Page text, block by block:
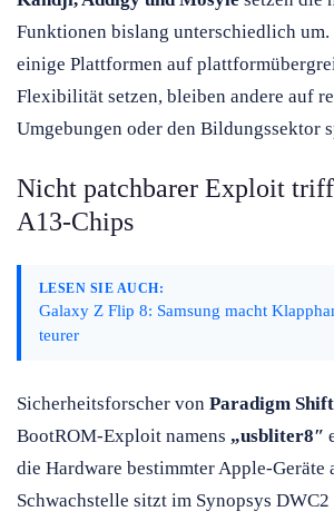
Funktionen bislang unterschiedlich um.
einige Plattformen auf
Flexibilität setzen, bleiben andere auf
Umgebungen oder den Bildungssektor
Nicht patchbarer Exploit
A13-Chips
LESEN SIE AUCH:
Galaxy Z Flip 8: Samsung macht
teurer
Sicherheitsforscher von Paradigm Shift
BootROM-Exploit namens „usbliter8″
die Hardware bestimmter Apple-Geräte
Schwachstelle sitzt im Synopsys DWC2